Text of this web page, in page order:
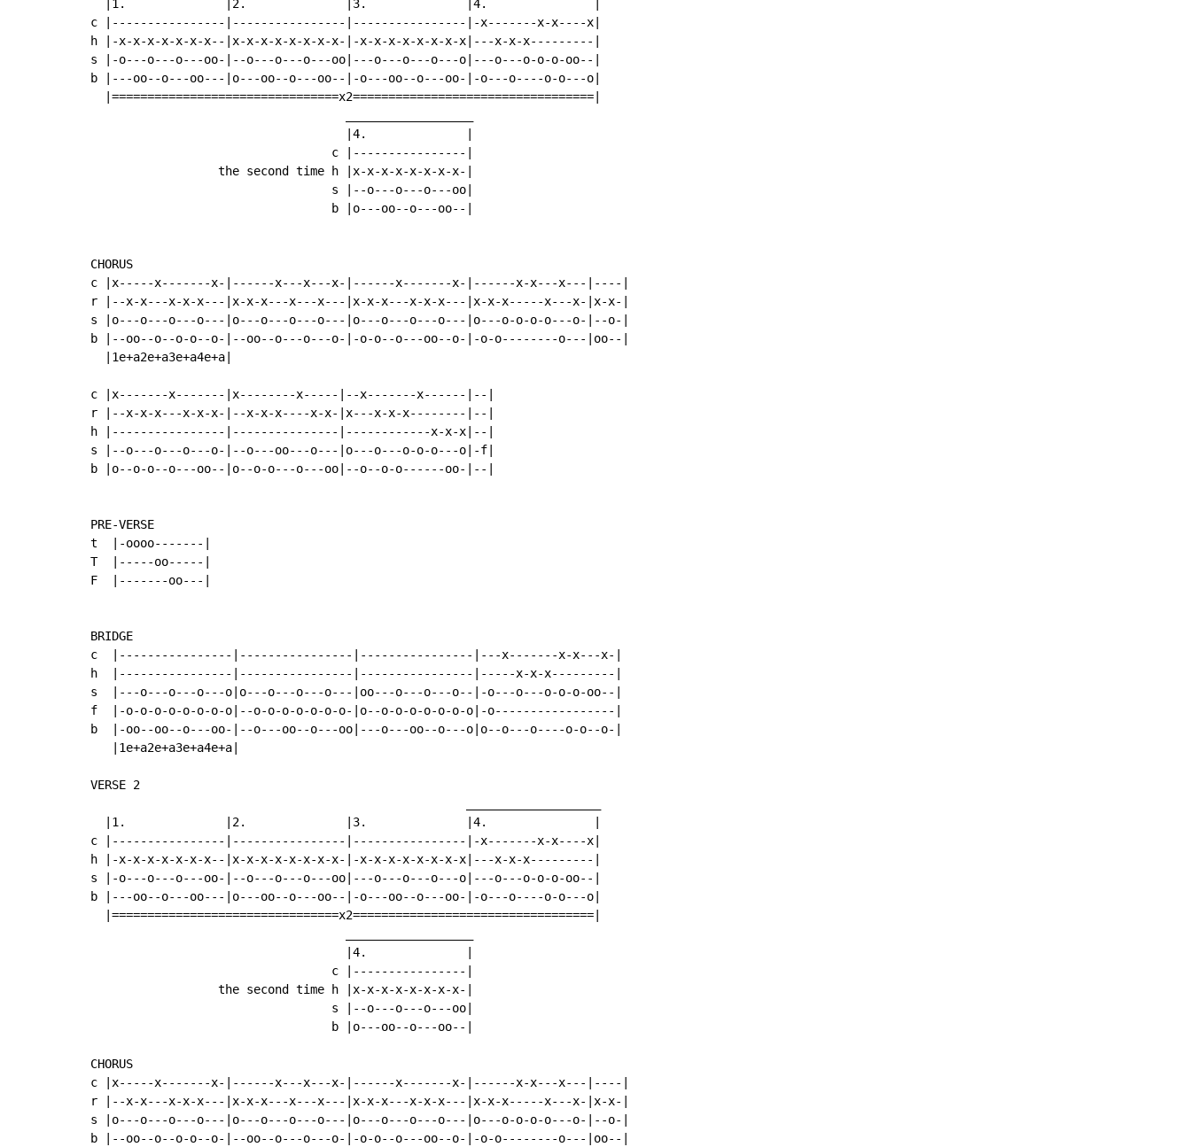
  |1.              |2.              |3.              |4.               |
c |----------------|----------------|----------------|-x-------x-x----x|
h |-x-x-x-x-x-x-x--|x-x-x-x-x-x-x-x-|-x-x-x-x-x-x-x-x|---x-x-x---------|
s |-o---o---o---oo-|--o---o---o---oo|---o---o---o---o|---o---o-o-o-oo--|
b |---oo--o---oo---|o---oo--o---oo--|-o---oo--o---oo-|-o---o----o-o---o|
  |================================x2==================================|
                                    |4.              |
                                  c |----------------|
                  the second time h |x-x-x-x-x-x-x-x-|
                                  s |--o---o---o---oo|
                                  b |o---oo--o---oo--|
CHORUS
c |x-----x-------x-|------x---x---x-|------x-------x-|------x-x---x---|----|
r |--x-x---x-x-x---|x-x-x---x---x---|x-x-x---x-x-x---|x-x-x-----x---x-|x-x-|
s |o---o---o---o---|o---o---o---o---|o---o---o---o---|o---o-o-o-o---o-|--o-|
b |--oo--o--o-o--o-|--oo--o---o---o-|-o-o--o---oo--o-|-o-o--------o---|oo--|
  |1e+a2e+a3e+a4e+a|
c |x-------x-------|x--------x-----|--x-------x------|--|
r |--x-x-x---x-x-x-|--x-x-x----x-x-|x---x-x-x--------|--|
h |----------------|---------------|------------x-x-x|--|
s |--o---o---o---o-|--o---oo---o---|o---o---o-o-o---o|-f|
b |o--o-o--o---oo--|o--o-o---o---oo|--o--o-o------oo-|--|
PRE-VERSE
t  |-oooo-------|
T  |-----oo-----|
F  |-------oo---|
BRIDGE
c  |----------------|----------------|----------------|---x-------x-x---x-|
h  |----------------|----------------|----------------|-----x-x-x---------|
s  |---o---o---o---o|o---o---o---o---|oo---o---o---o--|-o---o---o-o-o-oo--|
f  |-o-o-o-o-o-o-o-o|--o-o-o-o-o-o-o-|o--o-o-o-o-o-o-o|-o-----------------|
b  |-oo--oo--o---oo-|--o---oo--o---oo|---o---oo--o---o|o--o---o----o-o--o-|
   |1e+a2e+a3e+a4e+a|
VERSE 2
  |1.              |2.              |3.              |4.               |
c |----------------|----------------|----------------|-x-------x-x----x|
h |-x-x-x-x-x-x-x--|x-x-x-x-x-x-x-x-|-x-x-x-x-x-x-x-x|---x-x-x---------|
s |-o---o---o---oo-|--o---o---o---oo|---o---o---o---o|---o---o-o-o-oo--|
b |---oo--o---oo---|o---oo--o---oo--|-o---oo--o---oo-|-o---o----o-o---o|
  |================================x2==================================|
                                    |4.              |
                                  c |----------------|
                  the second time h |x-x-x-x-x-x-x-x-|
                                  s |--o---o---o---oo|
                                  b |o---oo--o---oo--|
CHORUS
c |x-----x-------x-|------x---x---x-|------x-------x-|------x-x---x---|----|
r |--x-x---x-x-x---|x-x-x---x---x---|x-x-x---x-x-x---|x-x-x-----x---x-|x-x-|
s |o---o---o---o---|o---o---o---o---|o---o---o---o---|o---o-o-o-o---o-|--o-|
b |--oo--o--o-o--o-|--oo--o---o---o-|-o-o--o---oo--o-|-o-o--------o---|oo--|